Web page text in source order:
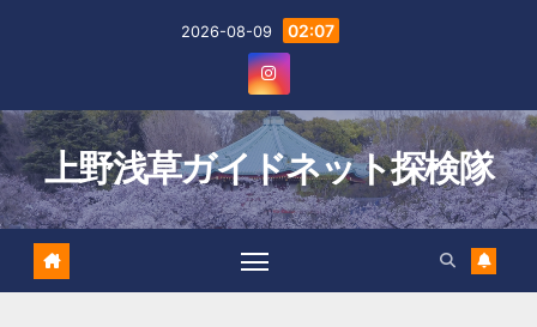
2026-08-09 02:07
上野浅草ガイドネット探検隊